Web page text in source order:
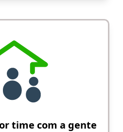
time com a gente